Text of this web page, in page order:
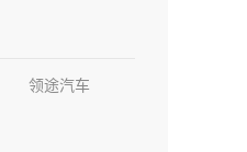
领途汽车